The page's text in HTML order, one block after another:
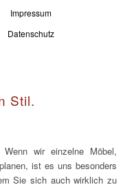
Impressum
Datenschutz
Stil.
Wenn wir einzelne Möbel,
ist es uns besonders
Sie sich auch wirklich zu